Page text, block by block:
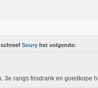
schreef Soury het volgende:
3e rangs frisdrank en goedkope